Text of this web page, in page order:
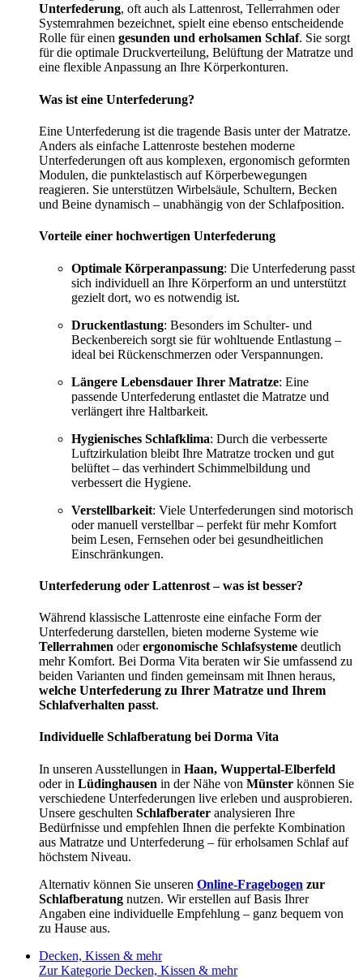
Unterfederung, oft auch als Lattenrost, Tellerrahmen oder
Systemrahmen bezeichnet, spielt eine ebenso entscheidende
Rolle für einen gesunden und erholsamen Schlaf. Sie sorgt
für die optimale Druckverteilung, Belüftung der Matratze und
eine flexible Anpassung an Ihre Körperkonturen.
Was ist eine Unterfederung?
Eine Unterfederung ist die tragende Basis unter der Matratze.
Anders als einfache Lattenroste bestehen moderne
Unterfederungen oft aus komplexen, ergonomisch geformten
Modulen, die punktelastisch auf Körperbewegungen
reagieren. Sie unterstützen Wirbelsäule, Schultern, Becken
und Beine dynamisch – unabhängig von der Schlafposition.
Vorteile einer hochwertigen Unterfederung
Optimale Körperanpassung: Die Unterfederung passt
sich individuell an Ihre Körperform an und unterstützt
gezielt dort, wo es notwendig ist.
Druckentlastung: Besonders im Schulter- und
Beckenbereich sorgt sie für wohltuende Entlastung –
ideal bei Rückenschmerzen oder Verspannungen.
Längere Lebensdauer Ihrer Matratze: Eine
passende Unterfederung entlastet die Matratze und
verlängert ihre Haltbarkeit.
Hygienisches Schlafklima: Durch die verbesserte
Luftzirkulation bleibt Ihre Matratze trocken und gut
belüftet – das verhindert Schimmelbildung und
verbessert die Hygiene.
Verstellbarkeit: Viele Unterfederungen sind motorisch
oder manuell verstellbar – perfekt für mehr Komfort
beim Lesen, Fernsehen oder bei gesundheitlichen
Einschränkungen.
Unterfederung oder Lattenrost – was ist besser?
Während klassische Lattenroste eine einfache Form der
Unterfederung darstellen, bieten moderne Systeme wie
Tellerrahmen oderergonomische Schlafsysteme deutlich
mehr Komfort. Bei Dorma Vita beraten wir Sie umfassend zu
beiden Varianten und finden gemeinsam mit Ihnen heraus,
welche Unterfederung zu Ihrer Matratze und Ihrem
Schlafverhalten passt.
Individuelle Schlafberatung bei Dorma Vita
In unseren Ausstellungen in Haan, Wuppertal-Elberfeld
oder in Lüdinghausen in der Nähe von Münster können Sie
verschiedene Unterfederungen live erleben und ausprobieren.
Unsere geschulten Schlafberater analysieren Ihre
Bedürfnisse und empfehlen Ihnen die perfekte Kombination
aus Matratze und Unterfederung – für erholsamen Schlaf auf
höchstem Niveau.
Alternativ können Sie unseren Online-Fragebogen zur
Schlafberatung nutzen. Wir erstellen auf Basis Ihrer
Angaben eine individuelle Empfehlung – ganz bequem von
zu Hause aus.
Decken, Kissen & mehr
Zur Kategorie Decken, Kissen & mehr